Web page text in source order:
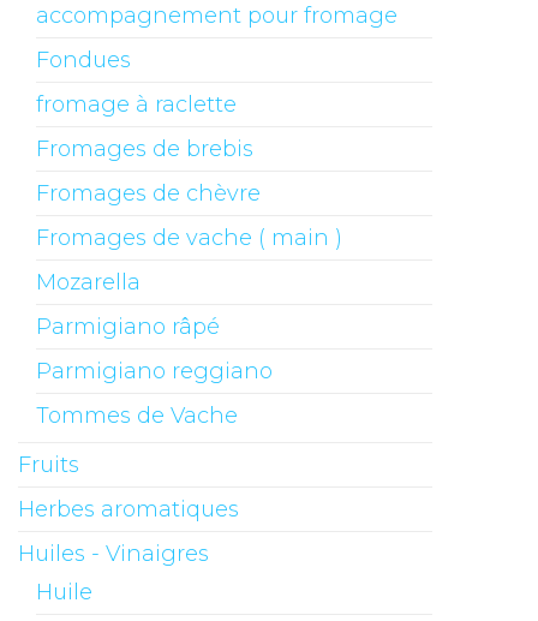
accompagnement pour fromage
Fondues
fromage à raclette
Fromages de brebis
Fromages de chèvre
Fromages de vache ( main )
Mozarella
Parmigiano râpé
Parmigiano reggiano
Tommes de Vache
Fruits
Herbes aromatiques
Huiles - Vinaigres
Huile